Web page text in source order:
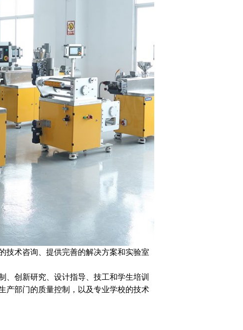
技术咨询、提供完善的解决方案和实验室
创新研究、设计指导、技工和学生培训
产部门的质量控制，以及专业学校的技术